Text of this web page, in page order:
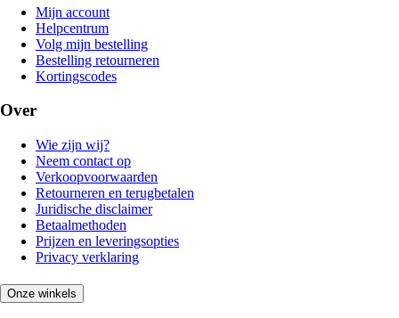
Mijn account
Helpcentrum
Volg mijn bestelling
Bestelling retourneren
Kortingscodes
Over
Wie zijn wij?
Neem contact op
Verkoopvoorwaarden
Retourneren en terugbetalen
Juridische disclaimer
Betaalmethoden
Prijzen en leveringsopties
Privacy verklaring
Onze winkels